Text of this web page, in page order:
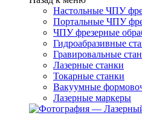
Настольные ЧПУ
Портальные ЧПУ
ЧПУ фрезерные
Гидроабразивные
Гравировальные
Лазерные станки
Токарные станки
Вакуумные
Лазерные маркеры